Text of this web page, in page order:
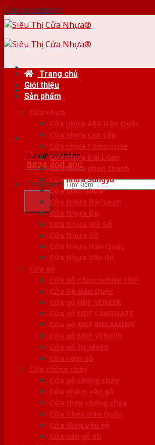
Skip to content
Tư vấn bán hàng
0824.400.400
Tìm kiếm:
Trang chủ
Giới thiệu
Sản phẩm
Cửa nhựa
Cửa nhựa ABS Hàn Quốc
Cửa nhựa cao cấp
Cửa nhựa Composite
Cửa nhựa Đài Loan
Cửa nhựa ghép thanh
Cửa nhựa Sungyu
Cửa vòm nhựa
Cửa Nhựa Đài Loan
Cửa Nhựa Đẹp
Cửa Nhựa Giả Gỗ
Cửa Nhựa Gỗ
Cửa Nhựa Hàn Quốc
Cửa Nhựa Vân Gỗ
Cửa gỗ
Cửa gỗ công nghiệp HDF
Cửa Gỗ Hàn Quốc
Cửa gỗ HDF VENEER
Cửa gỗ MDF LAMINATE
Cửa gỗ MDF MELAMINE
Cửa gỗ MDF VENEER
Cửa gỗ tự nhiên
Cửa vòm gỗ
Cửa chống cháy
Cửa gỗ chống cháy
Cửa nhôm vân gỗ
Cửa thép chống cháy
Cửa Thép Hàn Quốc
Cửa thép vân gỗ
Cửa vân gỗ 5D